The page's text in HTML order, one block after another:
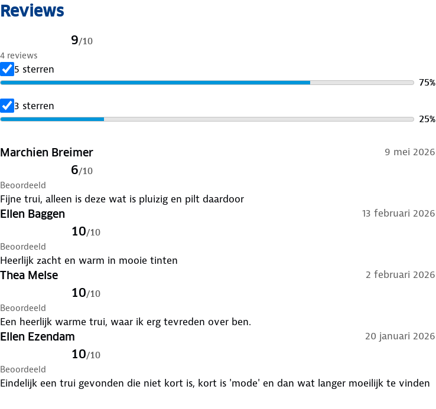
Reviews
9/10
4 reviews
5 sterren
75%
3 sterren
25%
Marchien Breimer 9 mei 2026
6/10
Beoordeeld
Fijne trui, alleen is deze wat is pluizig en pilt daardoor
Ellen Baggen 13 februari 2026
10/10
Beoordeeld
Heerlijk zacht en warm in mooie tinten
Thea Melse 2 februari 2026
10/10
Beoordeeld
Een heerlijk warme trui, waar ik erg tevreden over ben.
Ellen Ezendam 20 januari 2026
10/10
Beoordeeld
Eindelijk een trui gevonden die niet kort is, kort is 'mode' en dan wat langer moeilijk te vinden